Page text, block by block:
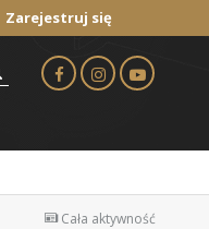
Zarejestruj się
Cała aktywność